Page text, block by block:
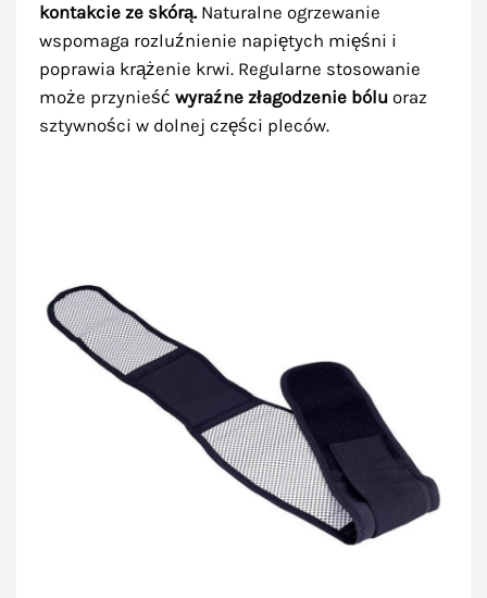
kontakcie ze skórą.Naturalne ogrzewanie
wspomaga rozluźnienie napiętych mięśni i
poprawia krążenie krwi. Regularne stosowanie
może przynieść wyraźne złagodzenie bóluoraz
sztywności w dolnej części pleców.